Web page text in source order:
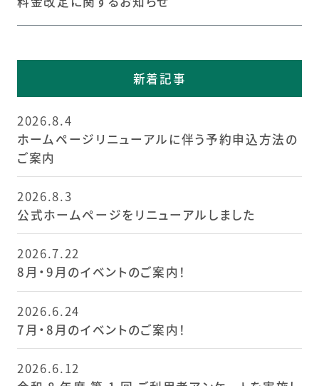
新着記事
2026.8.4
ホームページリニューアルに伴う予約申込方法の
ご案内
2026.8.3
公式ホームページをリニューアルしました
2026.7.22
8月・9月のイベントのご案内！
2026.6.24
7月・8月のイベントのご案内！
2026.6.12